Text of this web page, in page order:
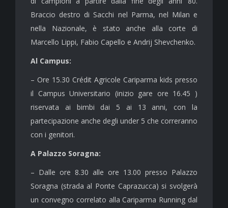
Braccio destro di Sacchi nel Parma, nel Milan e
nella Nazionale, è stato anche alla corte di
Marcello Lippi, Fabio Capello e Andrij Shevchenko.
Al Campus:
– Ore 15.30 Crédit Agricole Cariparma kids presso
il Campus Universitario (inizio gare ore 16.45 )
riservata ai bimbi dai 5 ai 13 anni, con la
partecipazione anche degli under 5 che correranno
con i genitori.
A Palazzo Soragna:
– Dalle ore 8.30 alle ore 13.00 presso Palazzo
Soragna (strada al Ponte Caprazucca) si svolgerà
un convegno correlato alla Cariparma Running dal